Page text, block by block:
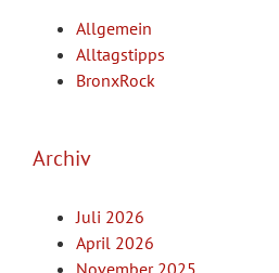
Allgemein
Alltagstipps
BronxRock
Archiv
Juli 2026
April 2026
November 2025